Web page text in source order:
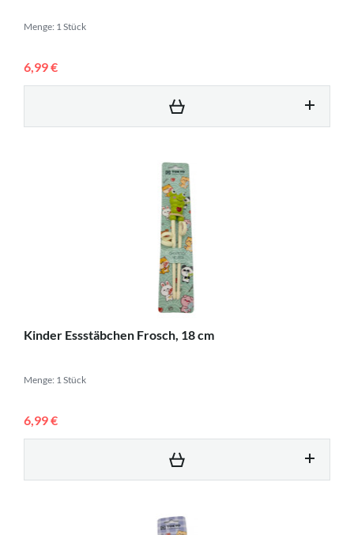
Menge: 1 Stück
6,99 €
Kinder Essstäbchen Frosch, 18 cm
Menge: 1 Stück
6,99 €